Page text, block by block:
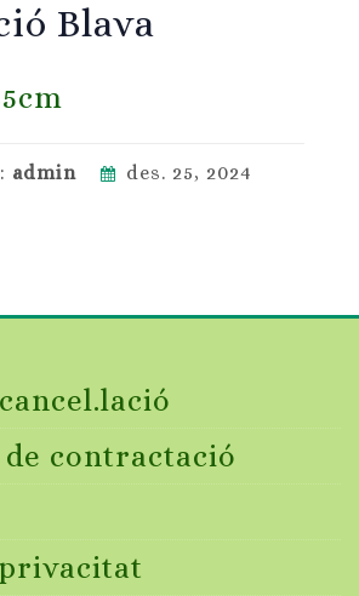
Blava
admin des. 25, 2024
contractació